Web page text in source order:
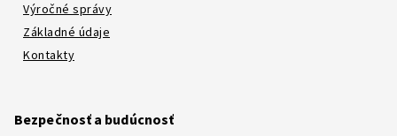
Výročné správy
Základné údaje
Kontakty
Bezpečnosť a budúcnosť